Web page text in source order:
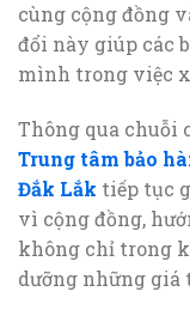
cùng cộng đồng
đổi này giúp các
mình trong việc
Thông qua chuỗi
Trung tâm bảo
Đắk Lắk tiếp tục
vì cộng đồng,
không chỉ trong
dưỡng những